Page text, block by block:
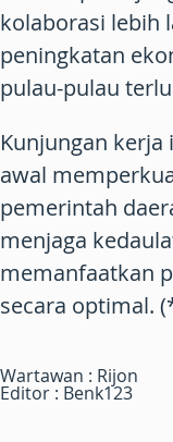
kolaborasi lebih
peningkatan
pulau-pulau
Kunjungan kerja
awal
pemerintah
menjaga
memanfaatkan
secara optimal.
Wartawan : Rijon
Editor : Benk123